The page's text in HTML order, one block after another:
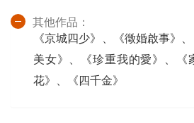
其他作品：
《京城四少》、《徵婚啟事》
美女》、《珍重我的愛》、《
花》、《四千金》